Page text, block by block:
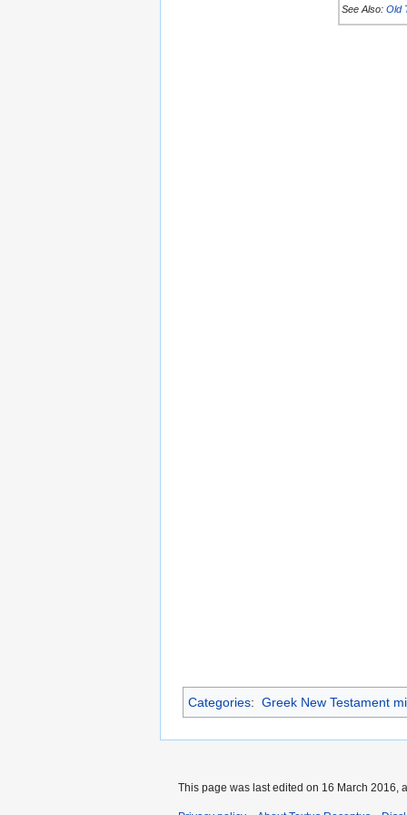
See Also: Old
Categories: Greek New Testament
This page was last edited on 16 March 2016,